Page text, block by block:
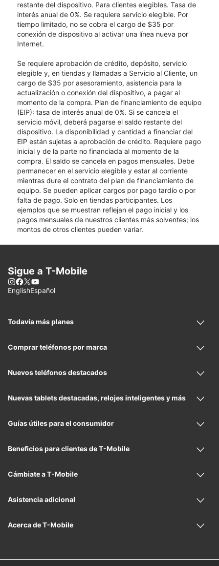
restante del dispositivo. Para clientes elegibles. Tasa de
interés anual de 0%. Se requiere servicio elegible. Por
tiempo limitado, no se cobra el cargo de $35 por
conexión de dispositivo al activar una línea nueva por
Internet.
Se requiere aprobación de crédito, depósito, servicio
elegible y, en tiendas y llamadas a Servicio al Cliente, un
cargo de $35 por asesoramiento, asistencia para la
actualización o conexión del dispositivo, a pagar al
momento de la compra. Plan de financiamiento de equipo
(EIP): tasa de interés anual de 0%. Si se cancela el
servicio móvil, deberá pagarse el saldo restante del
dispositivo. La disponibilidad y cantidad a financiar del
EIP están sujetas a aprobación de crédito. Requiere pago
inicial y de la parte no financiada al momento de la
compra. El saldo se cancela en pagos mensuales. Debe
permanecer en el servicio elegible y estar al corriente
mientras dure el contrato del plan de financiamiento de
equipo. Se pueden aplicar cargos por pago tardío o por
falta de pago. Solo en tiendas participantes. Los
ejemplos que se muestran reflejan el pago inicial y los
pagos mensuales de nuestros clientes más solventes; los
montos de otros clientes pueden variar.